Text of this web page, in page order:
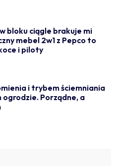
bloku ciągle brakuje mi
mebel 2w1 z Pepco to
i piloty
i trybem ściemniania
ogrodzie. Porządne, a